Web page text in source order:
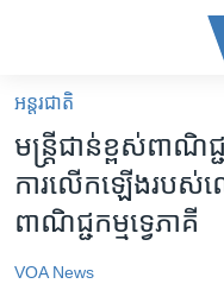
គេហទំព័រ​
ទាក់ទង
និង​
ចូល​
ទំព័រ​
អន្តរជាតិ
អាមេរិក
អន្តរជាតិ
មន្ត្រី​ជាន់​ខ្ពស់​ពាណិ
ការ​លើក​ឡើង​របស់​
ពាណិជ្ជកម្ម​ទ្វេភាគី
VOA News